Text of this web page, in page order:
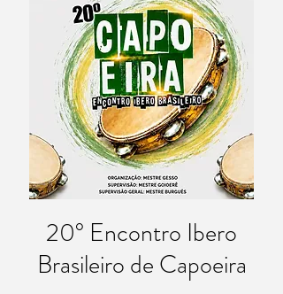
20° Encontro Ibero
Brasileiro de Capoeira